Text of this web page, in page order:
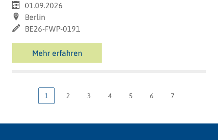
01.09.2026
Berlin
BE26-FWP-0191
Mehr erfahren
1 2 3 4 5 6 7